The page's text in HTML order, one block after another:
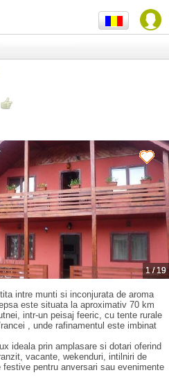
1 /19
intre munti si inconjurata de aroma
este situata la aproximativ 70 km
intr-un peisaj feeric, cu tente rurale
, unde rafinamentul este imbinat
ideala prin amplasare si dotari oferind
vacante, wekenduri, intilniri de
pentru anversari sau evenimente